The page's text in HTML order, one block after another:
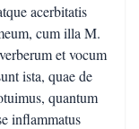
acerbitatis
cum illa M.
et vocum
ista, quae de
quantum
inflammatus